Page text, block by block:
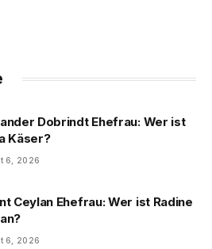
Dobrindt Ehefrau: Wer ist
Käser?
6, 2026
Ceylan Ehefrau: Wer ist Radine
6, 2026